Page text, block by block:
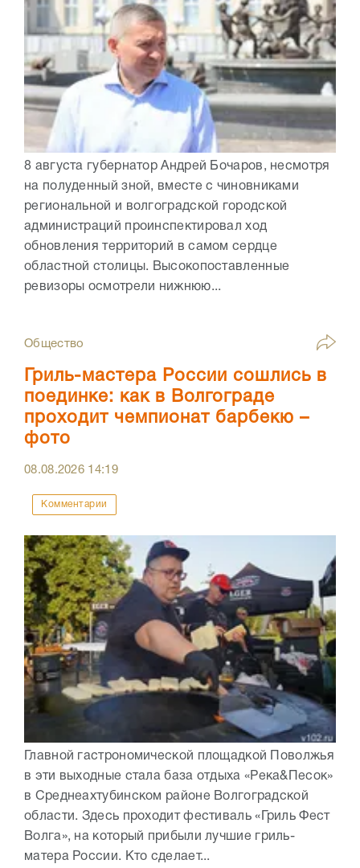
8 августа губернатор Андрей Бочаров, несмотря
на полуденный зной, вместе с чиновниками
региональной и волгоградской городской
администраций проинспектировал ход
обновления территорий в самом сердце
областной столицы. Высокопоставленные
ревизоры осмотрели нижнюю...
Общество
Гриль-мастера России сошлись в
поединке: как в Волгограде
проходит чемпионат барбекю –
фото
08.08.2026 14:19
Комментарии
Главной гастрономической площадкой Поволжья
в эти выходные стала база отдыха «Река&Песок»
в Среднеахтубинском районе Волгоградской
области. Здесь проходит фестиваль «Гриль Фест
Волга», на который прибыли лучшие гриль-
матера России. Кто сделает...